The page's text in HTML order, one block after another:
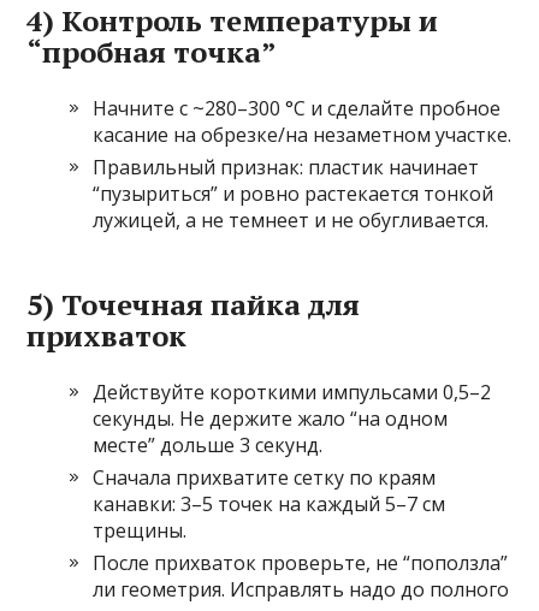
4) Контроль температуры и
“пробная точка”
Начните с ~280–300 °C и сделайте пробное
касание на обрезке/на незаметном участке.
Правильный признак: пластик начинает
“пузыриться” и ровно растекается тонкой
лужицей, а не темнеет и не обугливается.
5) Точечная пайка для
прихваток
Действуйте короткими импульсами 0,5–2
секунды. Не держите жало “на одном
месте” дольше 3 секунд.
Сначала прихватите сетку по краям
канавки: 3–5 точек на каждый 5–7 см
трещины.
После прихваток проверьте, не “поползла”
ли геометрия. Исправлять надо до полного